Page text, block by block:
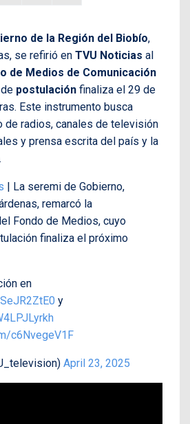
de la Región del Biobío,
se refirió en TVU Noticias al
de Medios de Comunicación
postulación finaliza el 29 de
Este instrumento busca
de radios, canales de televisión
y prensa escrita del país y la
.
| La seremi de Gobierno,
remarcó la
Fondo de Medios, cuyo
finaliza el próximo
en
y
c6NvegeV1F
April 23, 2025